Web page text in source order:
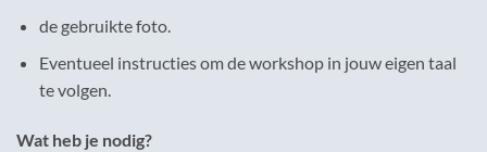
de gebruikte foto.
Eventueel instructies om de workshop in jouw eigen taal
te volgen.
Wat heb je nodig?